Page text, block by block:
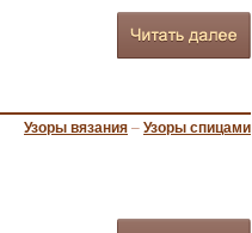
Узоры вязания – Узоры спицами